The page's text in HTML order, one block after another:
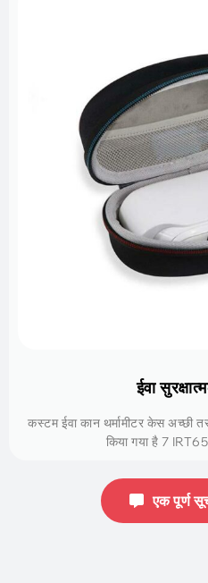
ईवा
कस्टम ईवा कान थर्मामीटर केस अच्छी
किया गया है 7
एक पूर्ण